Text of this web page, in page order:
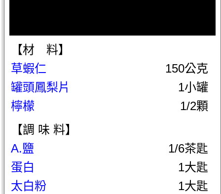
【材 料】
草蝦仁
150公克
罐頭鳳梨片
1小罐
檸檬
1/2顆
【調 味 料】
A.鹽
1/6茶匙
蛋白
1大匙
太白粉
1大匙